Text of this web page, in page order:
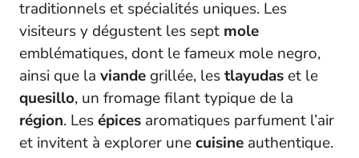
traditionnels et spécialités uniques. Les
visiteurs y dégustent les sept mole
emblématiques, dont le fameux mole negro,
ainsi que la viande grillée, lestlayudas et le
quesillo, un fromage filant typique de la
région. Lesépices aromatiques parfument l’air
et invitent à explorer unecuisine authentique.